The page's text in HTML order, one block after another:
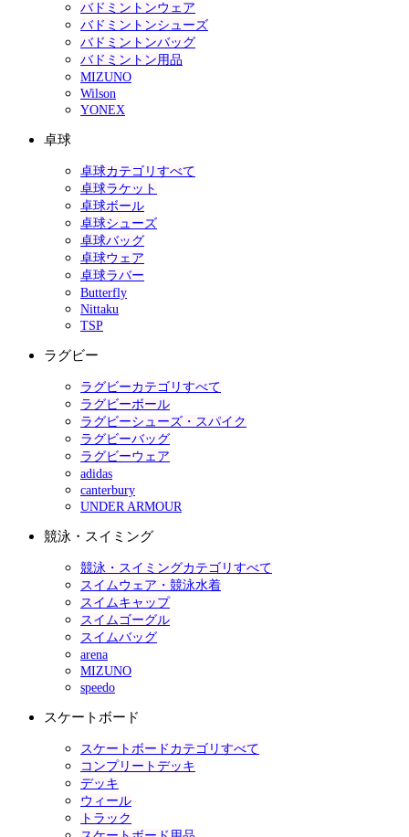
バドミントンウェア
バドミントンシューズ
バドミントンバッグ
バドミントン用品
MIZUNO
Wilson
YONEX
卓球
卓球カテゴリすべて
卓球ラケット
卓球ボール
卓球シューズ
卓球バッグ
卓球ウェア
卓球ラバー
Butterfly
Nittaku
TSP
ラグビー
ラグビーカテゴリすべて
ラグビーボール
ラグビーシューズ・スパイク
ラグビーバッグ
ラグビーウェア
adidas
canterbury
UNDER ARMOUR
競泳・スイミング
競泳・スイミングカテゴリすべて
スイムウェア・競泳水着
スイムキャップ
スイムゴーグル
スイムバッグ
arena
MIZUNO
speedo
スケートボード
スケートボードカテゴリすべて
コンプリートデッキ
デッキ
ウィール
トラック